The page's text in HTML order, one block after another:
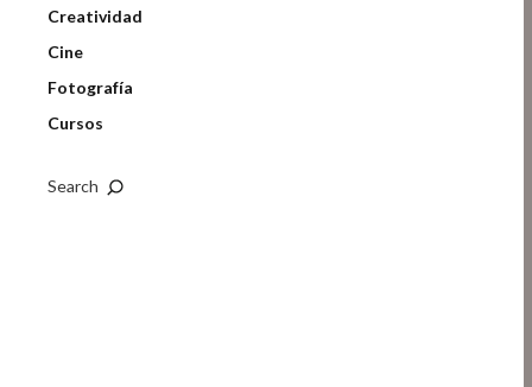
Creatividad
Cine
Fotografía
Cursos
Search